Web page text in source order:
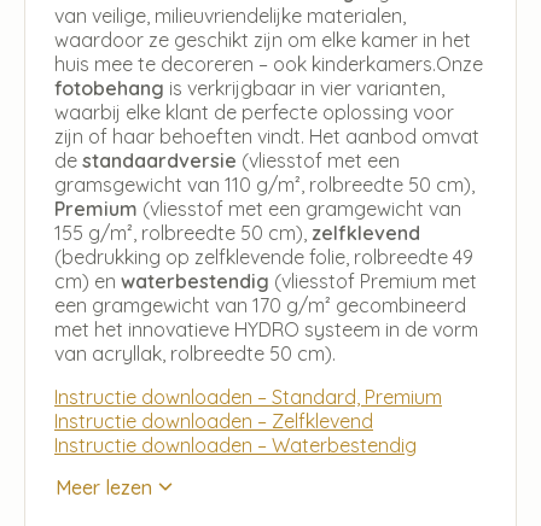
van veilige, milieuvriendelijke materialen,
waardoor ze geschikt zijn om elke kamer in het
huis mee te decoreren – ook kinderkamers.Onze
fotobehang is verkrijgbaar in vier varianten,
waarbij elke klant de perfecte oplossing voor
zijn of haar behoeften vindt. Het aanbod omvat
de standaardversie (vliesstof met een
gramsgewicht van 110 g/m², rolbreedte 50 cm),
Premium (vliesstof met een gramgewicht van
155 g/m², rolbreedte 50 cm), zelfklevend
(bedrukking op zelfklevende folie, rolbreedte 49
cm) en waterbestendig (vliesstof Premium met
een gramgewicht van 170 g/m² gecombineerd
met het innovatieve HYDRO systeem in de vorm
van acryllak, rolbreedte 50 cm).
Instructie downloaden – Standard, Premium
Instructie downloaden – Zelfklevend
Instructie downloaden – Waterbestendig
Meer lezen